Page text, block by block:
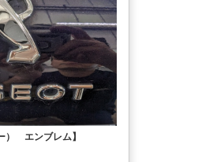
） エンブレム】